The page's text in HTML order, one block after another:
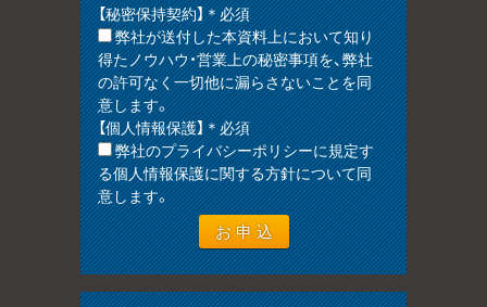
【秘密保持契約】＊必須
弊社が送付した本資料上において知り
得たノウハウ・営業上の秘密事項を、弊社
の許可なく一切他に漏らさないことを同
意します。
【個人情報保護】＊必須
弊社のプライバシーポリシーに規定す
る個人情報保護に関する方針について同
意します。